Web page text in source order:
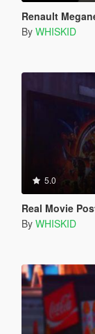
Renault
By WHISKID
5.0
Real Movie
By WHISKID